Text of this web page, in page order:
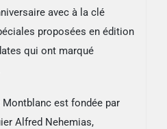
avec à la clé
proposées en édition
qui ont marqué
est fondée par
Alfred Nehemias,